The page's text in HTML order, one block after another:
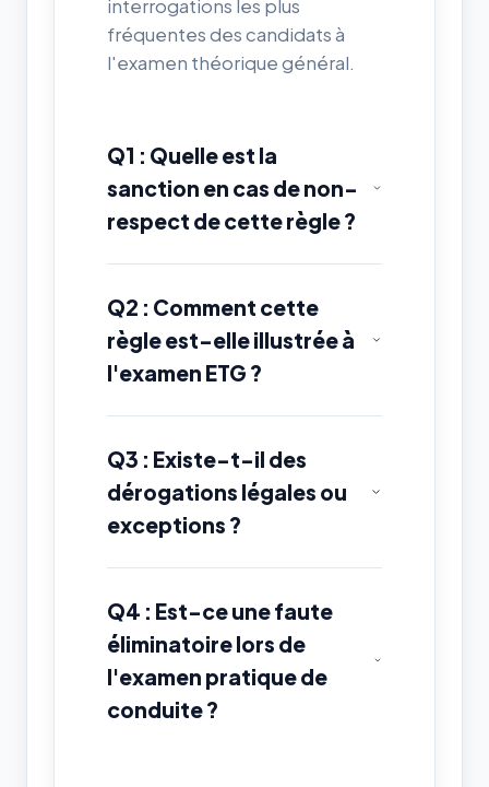
interrogations les plus
fréquentes des candidats à
l'examen théorique général.
Q1 : Quelle est la
sanction en cas de non-
respect de cette règle ?
Q2 : Comment cette
règle est-elle illustrée à
l'examen ETG ?
Q3 : Existe-t-il des
dérogations légales ou
exceptions ?
Q4 : Est-ce une faute
éliminatoire lors de
l'examen pratique de
conduite ?